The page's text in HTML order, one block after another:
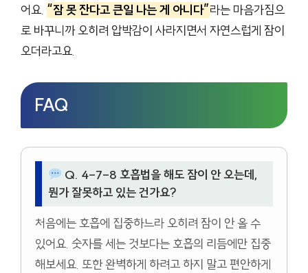
어요. “잠 못 잔다고 큰일 나는 게 아니다”라는 마음가짐으
로 바꾸니까 오히려 압박감이 사라지면서 자연스럽게 잠이
오더라고요.
FAQ
Q. 4-7-8 호흡법을 해도 잠이 안 오는데,
뭔가 잘못하고 있는 건가요?
처음에는 호흡에 집중하느라 오히려 잠이 안 올 수
있어요. 숫자를 세는 것보다는 호흡의 리듬에만 집중
해보세요. 또한 완벽하게 하려고 하지 말고 편안하게